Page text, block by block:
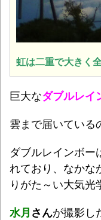
虹は二重で大きく
巨大なダブルレイ
雲まで届いている
ダブルレインボー
れており、なかな
りがた～い大気光
水月 さんが撮影し